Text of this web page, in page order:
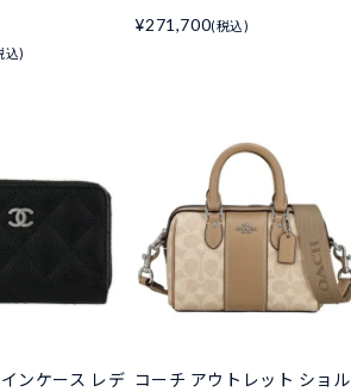
込)
¥271,700(税込)
ンケース レデ コーチ アウトレット ショル